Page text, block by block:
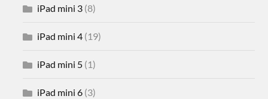
iPad mini 3 (8)
iPad mini 4 (19)
iPad mini 5 (1)
iPad mini 6 (3)